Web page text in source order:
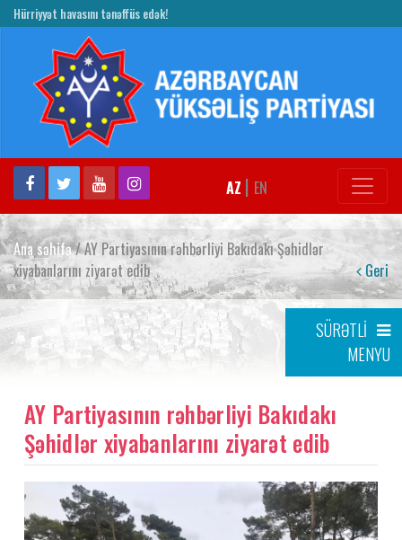
Hürriyyət havasını tənəffüs edək!
AZ | EN
Ana səhifə/ AY Partiyasının rəhbərliyi Bakıdakı Şəhidlər
xiyabanlarını ziyarət edib
Geri
SÜRƏTLİ
MENYU
AY Partiyasının rəhbərliyi Bakıdakı
Şəhidlər xiyabanlarını ziyarət edib